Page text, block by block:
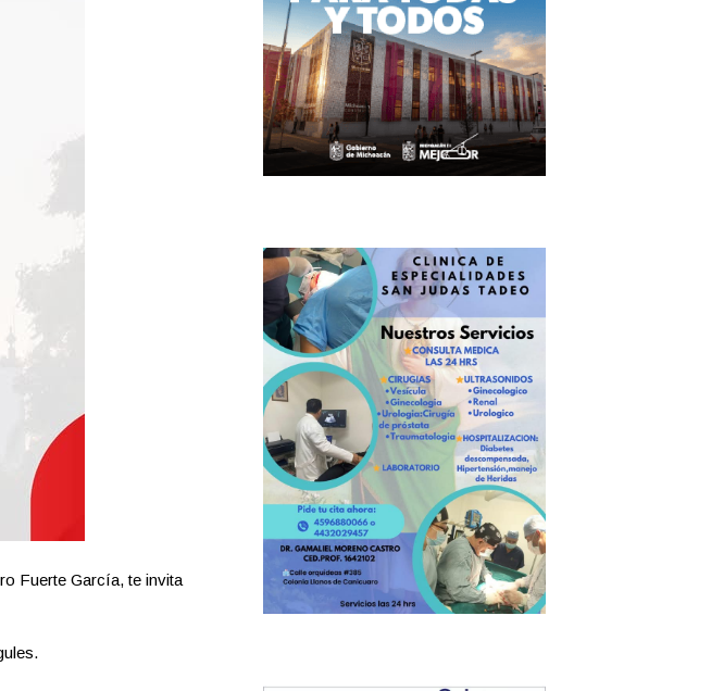
Fuerte García, te invita